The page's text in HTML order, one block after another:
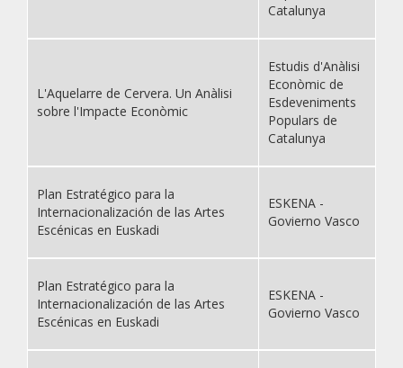
Catalunya
L'Aquelarre de Cervera. Un Anàlisi
sobre l'Impacte Econòmic
Estudis d'Anàlisi
Econòmic de
Esdeveniments
Populars de
Catalunya
Plan Estratégico para la
Internacionalización de las Artes
Escénicas en Euskadi
ESKENA -
Govierno Vasco
Plan Estratégico para la
Internacionalización de las Artes
Escénicas en Euskadi
ESKENA -
Govierno Vasco